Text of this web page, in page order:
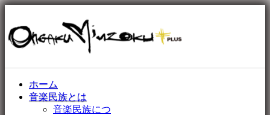
ホーム
音楽民族とは
音楽民族につ